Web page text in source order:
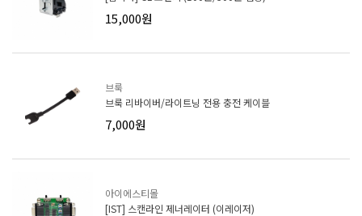
15,000원
브룩
브룩 리바이버/라이트닝 전용 충전 케이블
7,000원
아이에스티몰
[IST] 스캔라인 제너레이터 (이레이저)